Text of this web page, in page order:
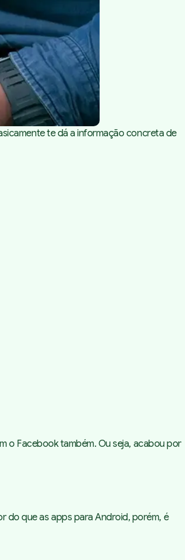
te dá a informação concreta de
o Facebook também. Ou seja, acabou por
do que as apps para Android, porém, é